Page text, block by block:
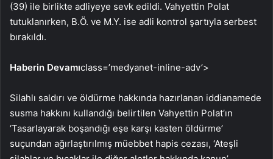
(39) ile birlikte adliyeye sevk edildi. Vahyettin Polat
tutuklanırken, B.Ö. ve M.Y. ise adli kontrol şartıyla serbest
bırakıldı.
Haberin Devamıclass=’medyanet-inline-adv’>
Silahlı saldırı ve öldürme hakkında hazırlanan iddianamede
susma hakkını kullandığı belirtilen Vahyettin Polat’ın
‘Tasarlayarak boşandığı eşe karşı kasten öldürme’
suçundan ağırlaştırılmış müebbet hapis cezası, ‘Ateşli